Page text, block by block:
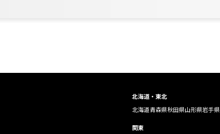
北海道・東北
北海道青森県秋田県山形県岩手県
関東